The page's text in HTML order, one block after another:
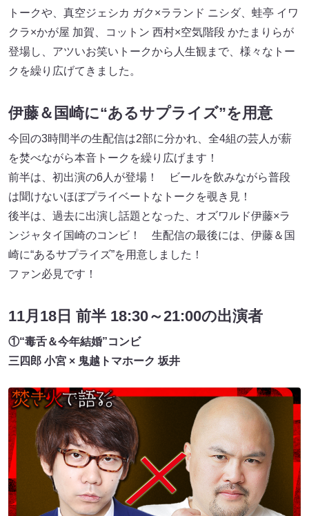
トークや、真空ジェシカ ガク×ラランド ニシダ、蛙亭 イワ
クラ×かが屋 加賀、コットン 西村×空気階段 かたまりらが
登場し、アツいお笑いトークから人生観まで、様々なトー
クを繰り広げてきました。
伊藤＆国崎に“あるサプライズ”を用意
今回の3時間半の生配信は2部に分かれ、全4組の芸人が薪
を焚べながら本音トークを繰り広げます！
前半は、初出演の6人が登場！ ビールを飲みながら普段
は聞けないほぼプライベートなトークを覗き見！
後半は、過去に出演し話題となった、オズワルド伊藤×ラ
ンジャタイ国崎のコンビ！ 生配信の最後には、伊藤＆国
崎に“あるサプライズ”を用意しました！
ファン必見です！
11月18日 前半 18:30～21:00の出演者
①“毒舌＆今年結婚”コンビ
三四郎 小宮 × 鬼越トマホーク 坂井